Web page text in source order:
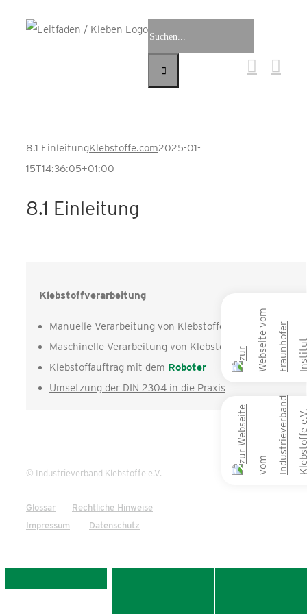
Suche
8.1 EinleitungKlebstoffe.com2025-01-
15T14:36:05+01:00
8.1 Einleitung
Klebstoffverarbeitung
Manuelle Verarbeitung von Klebstoffen
Maschinelle Verarbeitung von Klebstoffen
Klebstoffauftrag mit dem Roboter
Umsetzung der DIN 2304 in die Praxis
© Industrieverband Klebstoffe e.V.
Glossar
Rechtliche Hinweise
Impressum
Datenschutz